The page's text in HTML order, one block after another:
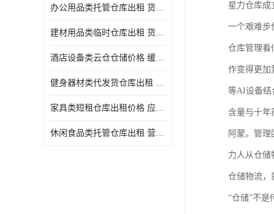
办公用品类托管仓库出租 货物装卸方便 电商仓储物流战略合作
建材用品类临时仓库出租 货物装卸方便 仓储供应链配套
酒店设备类云仓仓储价格 缓解企业储存压力 智能电商配套
健身器材类代发货仓库出租 租期灵活 新媒体平台配套
家具类短租仓库出租价格 应用广泛 智能电商配套
休闲食品类托管仓库出租 营造良好环境氛围 垂直电商配套
星力仓库成
一个艰难步
仓库管理看
作变得更加
等AI设备结
含量与十年
阿蒙。管
力人从仓储
仓储物流，
“仓储”不是